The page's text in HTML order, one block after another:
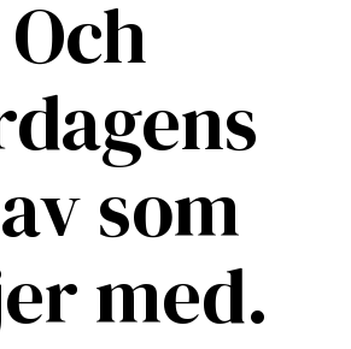
Och
som
med.